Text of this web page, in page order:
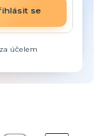
se
za účelem